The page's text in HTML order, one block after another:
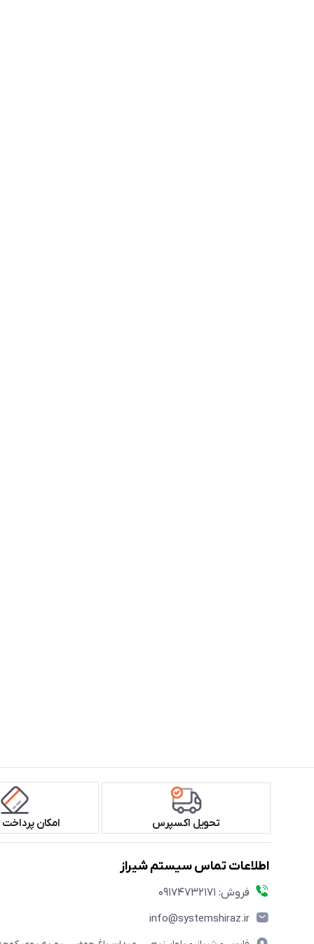
تحویل اکسپرس امکان
اطلاعات تماس سیستم شیراز
فروش: 09174732171
info@systemshiraz.ir